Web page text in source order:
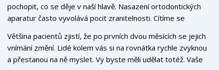
pochopit, co se děje v naší hlavě. Nasazeníortodontických
aparatur často vyvolává pocit zranitelnosti. Cítíme se
„odlišně“ a obáváme se posudků okolí. Tento jev nazýváme
ortodontickou úzkostí. Je to normální reakce, ale nemusí být
trvalá. První týdny jsou vždy nejtvrdší, protože se vaše ústa i
mysl musí přizpůsobit nové realitě.
Většina pacientů zjistí, že po prvních dvou měsících se jejich
vnímání změní. Lidé kolem vás si na rovnátka rychle zvyknou
a přestanou na ně myslet. Vy byste měli udělat totéž. Vaše